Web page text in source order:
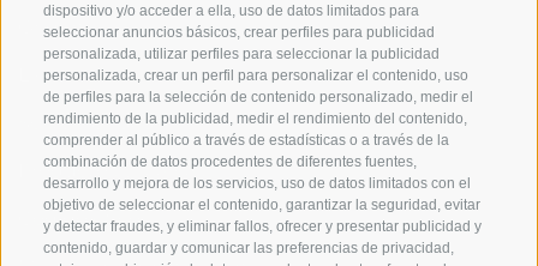
dispositivo y/o acceder a ella, uso de datos limitados para
seleccionar anuncios básicos, crear perfiles para publicidad
personalizada, utilizar perfiles para seleccionar la publicidad
personalizada, crear un perfil para personalizar el contenido, uso
de perfiles para la selección de contenido personalizado, medir el
rendimiento de la publicidad, medir el rendimiento del contenido,
comprender al público a través de estadísticas o a través de la
combinación de datos procedentes de diferentes fuentes,
desarrollo y mejora de los servicios, uso de datos limitados con el
objetivo de seleccionar el contenido, garantizar la seguridad, evitar
y detectar fraudes, y eliminar fallos, ofrecer y presentar publicidad y
contenido, guardar y comunicar las preferencias de privacidad,
Origen
Experiencia
Sostenibilidad
Productos y Marcas
Código etico